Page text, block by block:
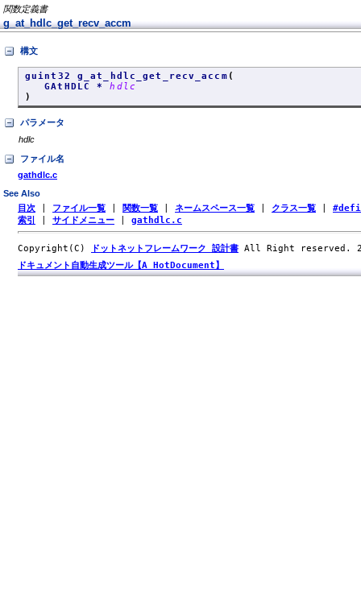
関数定義書
g_at_hdlc_get_recv_accm
構文
guint32 g_at_hdlc_get_recv_accm (
GAtHDLC *hdlc
)
パラメータ
hdlc
ファイル名
gathdlc.c
See Also
目次 ファイル一覧 関数一覧 ネームスペース一覧 クラス一覧
索引
サイドメニュー gathdlc.c
Copyright(C) ドットネットフレームワーク 設計書 All Right reserved.
ドキュメント自動生成ツール【A HotDocument】